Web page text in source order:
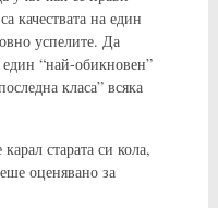
качествата на един
успелите. Да
“най-обикновен”
класа” всяка
старата си кола,
оценявано за